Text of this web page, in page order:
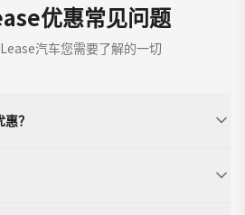
优惠常见问题
汽车您需要了解的一切
？